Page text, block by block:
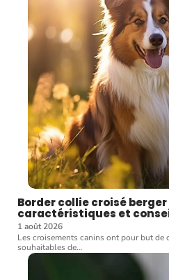
Border collie croisé
caractéristiques et
1 août 2026
Les croisements canins ont pour but de
souhaitables de…